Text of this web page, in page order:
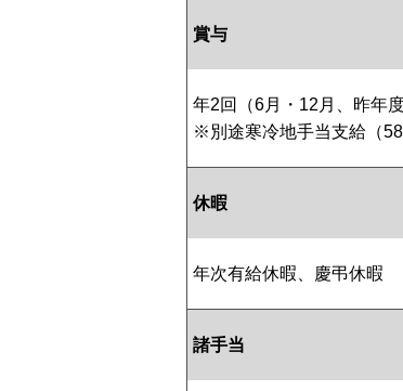
賞与
年2回（6月・12月、昨年
※別途寒冷地手当支給（
休暇
年次有給休暇、慶弔休暇
諸手当